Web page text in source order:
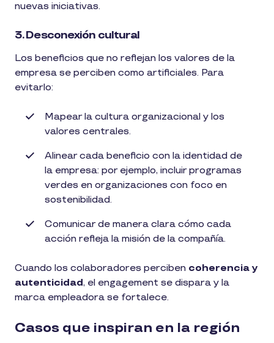
nuevas iniciativas.
3. Desconexión cultural
Los beneficios que no reflejan los valores de la
empresa se perciben como artificiales. Para
evitarlo:
Mapear la cultura organizacional y los
valores centrales.
Alinear cada beneficio con la identidad de
la empresa: por ejemplo, incluir programas
verdes en organizaciones con foco en
sostenibilidad.
Comunicar de manera clara cómo cada
acción refleja la misión de la compañía.
Cuando los colaboradores perciben coherencia y
autenticidad, el engagement se dispara y la
marca empleadora se fortalece.
Casos que inspiran en la región